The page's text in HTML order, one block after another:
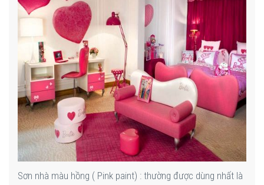
Sơn nhà màu hồng ( Pink paint) : thường được dùng nhất là